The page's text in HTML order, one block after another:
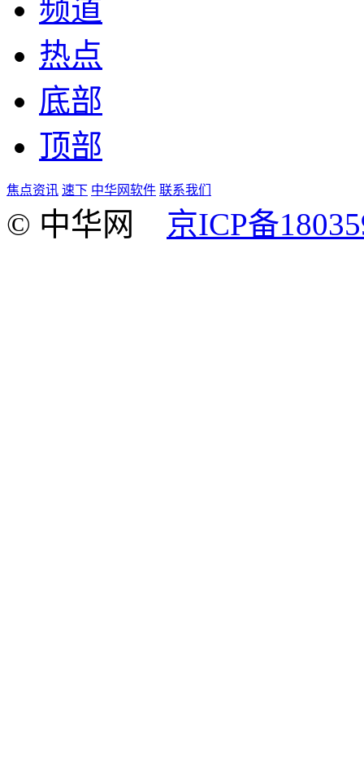
频道
热点
底部
顶部
焦点资讯 速下 中华网软件 联系我们
© 中华网 京ICP备